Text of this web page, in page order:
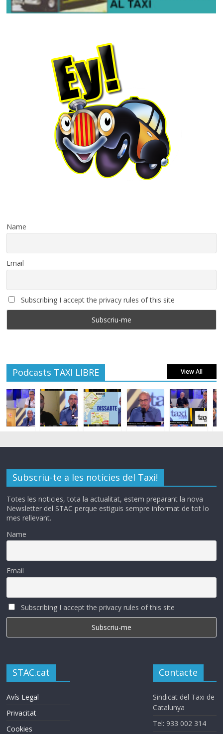
Name
Email
Subscribing I accept the privacy rules of this site
Podcasts TAXI LIBRE View All
Subscriu-te a les notícies del Taxi!
Totes les noticies, tota la actualitat, estem preparant la nova
Newsletter del STAC perque estiguis sempre informat de tot lo
mes rellevant.
Name
Email
Subscribing I accept the privacy rules of this site
STAC.cat
Avís Legal
Privacitat
Cookies
Contacte
Sindicat del Taxi de
Catalunya
Tel: 933 002 314